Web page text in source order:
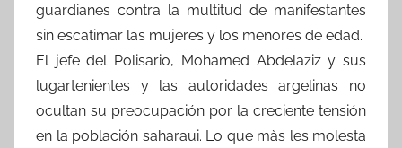
guardianes contra la multitud de manifestantes
sin escatimar las mujeres y los menores de edad.
El jefe del Polisario, Mohamed Abdelaziz y sus
lugartenientes y las autoridades argelinas no
ocultan su preocupación por la creciente tensión
en la población saharaui. Lo que màs les molesta